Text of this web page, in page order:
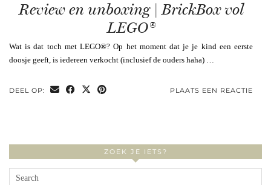
Review en unboxing | BrickBox vol
LEGO®
Wat is dat toch met LEGO®? Op het moment dat je je kind een eerste
doosje geeft, is iedereen verkocht (inclusief de ouders haha) …
DEEL OP: PLAATS EEN REACTIE
ZOEK JE IETS?